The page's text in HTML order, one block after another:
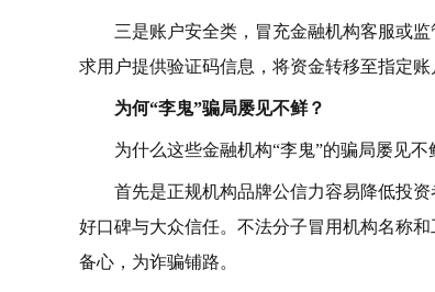
三是账户安全类，冒充金融机构客服或
求用户提供验证码信息，将资金转移至指定账
为何“李鬼”骗局屡见不鲜？
为什么这些金融机构“李鬼”的骗局屡见
首先是正规机构品牌公信力容易降低投
好口碑与大众信任。不法分子冒用机构名称
备心，为诈骗铺路。